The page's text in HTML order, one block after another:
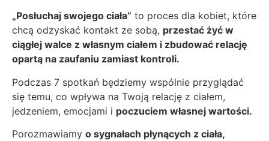
„Posłuchaj swojego ciała” to proces dla kobiet, które
chcą odzyskać kontakt ze sobą, przestać żyć w
ciągłej walce z własnym ciałem i zbudować relację
opartą na zaufaniu zamiast kontroli.
Podczas 7 spotkań będziemy wspólnie przyglądać
się temu, co wpływa na Twoją relację z ciałem,
jedzeniem, emocjami i poczuciem własnej wartości.
Porozmawiamy o sygnałach płynących z ciała,